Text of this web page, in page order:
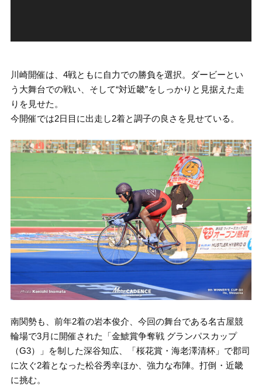
川崎開催は、4戦ともに自力での勝負を選択。ダービーとい
う大舞台での戦い、そして“対近畿”をしっかりと見据えた走
りを見せた。
今開催では2日目に出走し2着と調子の良さを見せている。
南関勢も、前年2着の岩本俊介、今回の舞台である名古屋競
輪場で3月に開催された「金鯱賞争奪戦 グランパスカップ
（G3）」を制した深谷知広、「桜花賞・海老澤清杯」で郡司
に次ぐ2着となった松谷秀幸ほか、強力な布陣。打倒・近畿
に挑む。